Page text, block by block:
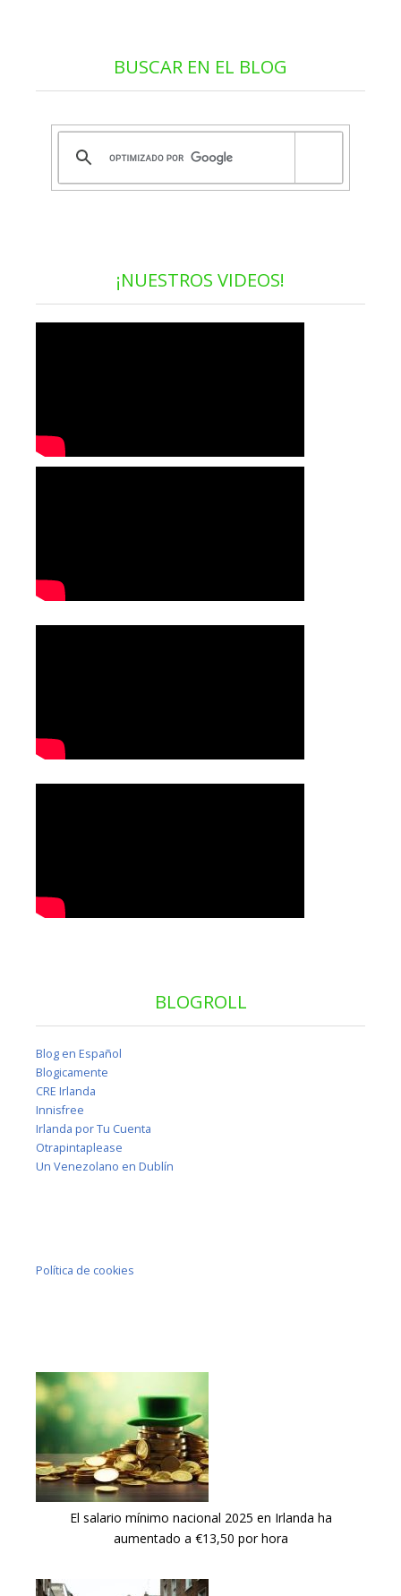
BUSCAR EN EL BLOG
¡NUESTROS VIDEOS!
BLOGROLL
Blog en Español
Blogicamente
CRE Irlanda
Innisfree
Irlanda por Tu Cuenta
Otrapintaplease
Un Venezolano en Dublín
Política de cookies
El salario mínimo nacional 2025 en Irlanda ha
aumentado a €13,50 por hora